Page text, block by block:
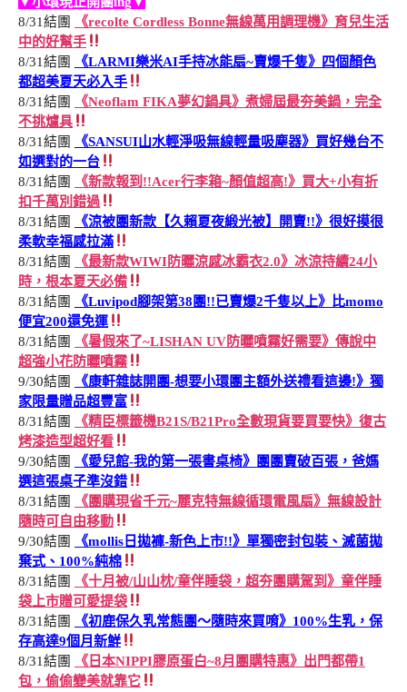
8/31結團
《recolte Cordless Bonne無線萬用調理機》育兒生活
中的好幫手
8/31結團
《LARMI樂米AI手持冰能扇~賣爆千隻》四個顏色
都超美夏天必入手
8/31結團
《Neoflam FIKA夢幻鍋具》煮婦屆最夯美鍋，完全
不挑爐具
8/31結團
《SANSUI山水輕淨吸無線輕量吸塵器》買好幾台不
如選對的一台
8/31結團
《新款報到!!Acer行李箱~顏值超高!》買大+小有折
扣千萬別錯過
8/31結團
《涼被團新款【久賴夏夜緞光被】開賣!!》很好摸很
柔軟幸福感拉滿
8/31結團
《最新款WIWI防曬涼感冰霸衣2.0》冰涼持續24小
時，根本夏天必備
8/31結團
《Luvipod腳架第38團!!已賣爆2千隻以上》比momo
便宜200還免運
8/31結團
《暑假來了~LISHAN UV防曬噴霧好需要》傳說中
超強小花防曬噴霧
9/30結團
《康軒雜誌開團-想要小環團主額外送禮看這邊!》獨
家限量贈品超豐富
8/31結團
《精臣標籤機B21S/B21Pro全數現貨要買要快》復古
烤漆造型超好看
9/30結團
《愛兒館-我的第一張書桌椅》團團賣破百張，爸媽
選這張桌子準沒錯
8/31結團
《團購現省千元~麗克特無線循環電風扇》無線設計
隨時可自由移動
9/30結團
《mollis日拋褲-新色上市!!》單獨密封包裝、滅菌拋
棄式、100%純棉
8/31結團
《十月被/山山枕/童伴睡袋，超夯團購駕到》童伴睡
袋上市贈可愛提袋
8/31結團
《初鹿保久乳常態團～隨時來買唷》100%生乳，保
存高達9個月新鮮
8/31結團
《日本NIPPI膠原蛋白~8月團購特惠》出門都帶1
包，偷偷變美就靠它